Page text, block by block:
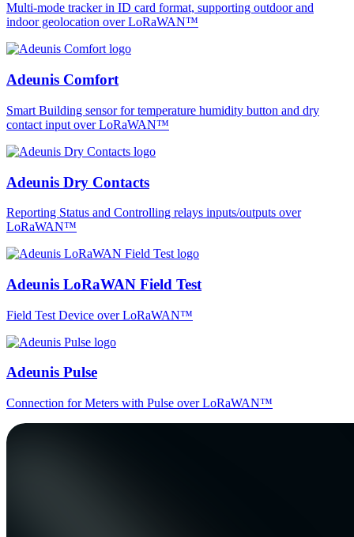
Multi-mode tracker in ID card format, supporting outdoor and
indoor geolocation over LoRaWAN™
Adeunis Comfort
Smart Building sensor for temperature humidity button and dry
contact input over LoRaWAN™
Adeunis Dry Contacts
Reporting Status and Controlling relays inputs/outputs over
LoRaWAN™
Adeunis LoRaWAN Field Test
Field Test Device over LoRaWAN™
Adeunis Pulse
Connection for Meters with Pulse over LoRaWAN™